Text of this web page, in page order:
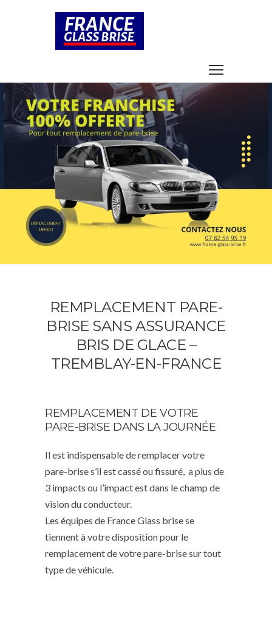
REMPLACEMENT PARE-
BRISE SANS ASSURANCE
BRIS DE GLACE –
TREMBLAY-EN-FRANCE
REMPLACEMENT DE VOTRE
PARE-BRISE DANS LA JOURNÉE
Il est indispensable de remplacer votre
pare-brise s’il est cassé ou fissuré, a plus de
3 impacts ou l’impact est dans le champ de
vision du conducteur.
Les équipes de France Glass brise se
tiennent à votre disposition pour le
remplacement de votre pare-brise sur tout
type de véhicule.